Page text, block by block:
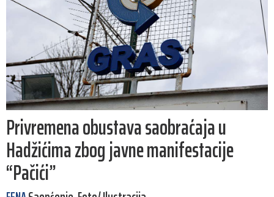
Privremena obustava saobraćaja u
Hadžićima zbog javne manifestacije
“Pačići”